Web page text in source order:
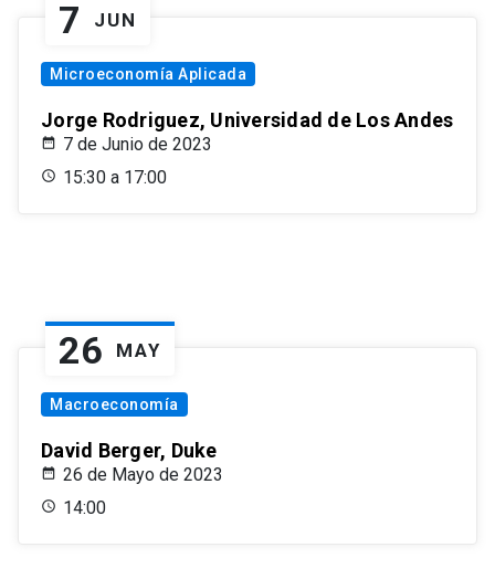
7 JUN
Microeconomía Aplicada
Jorge Rodriguez, Universidad de Los Andes
7 de Junio de 2023
15:30 a 17:00
26 MAY
Macroeconomía
David Berger, Duke
26 de Mayo de 2023
14:00